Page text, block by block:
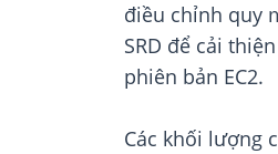
điều chỉnh quy
SRD để cải
phiên bản EC2.
Các khối lượng